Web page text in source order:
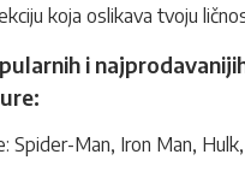
koja oslikava tvoju
i
Spider-Man, Iron Man,